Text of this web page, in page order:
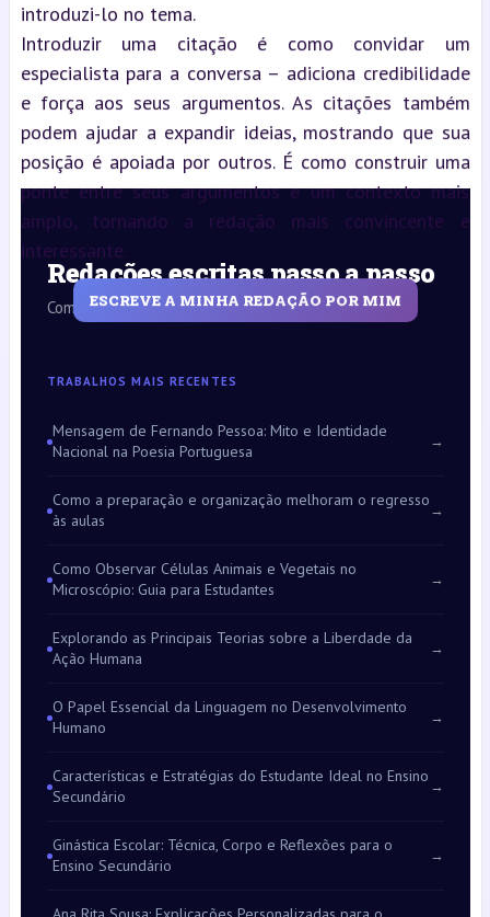
introduzi-lo no tema.
Introduzir uma citação é como convidar um
especialista para a conversa – adiciona credibilidade
e força aos seus argumentos. As citações também
podem ajudar a expandir ideias, mostrando que sua
posição é apoiada por outros. É como construir uma
ponte entre seus argumentos e um contexto mais
amplo, tornando a redação mais convincente e
interessante.
ESCREVE A MINHA REDAÇÃO POR MIM
Redações escritas passo a passo
Com o apoio da LUMILA
TRABALHOS MAIS RECENTES
Mensagem de Fernando Pessoa: Mito e Identidade
Nacional na Poesia Portuguesa
→
Como a preparação e organização melhoram o regresso
às aulas
→
Como Observar Células Animais e Vegetais no
Microscópio: Guia para Estudantes
→
Explorando as Principais Teorias sobre a Liberdade da
Ação Humana
→
O Papel Essencial da Linguagem no Desenvolvimento
Humano
→
Características e Estratégias do Estudante Ideal no Ensino
Secundário
→
Ginástica Escolar: Técnica, Corpo e Reflexões para o
Ensino Secundário
→